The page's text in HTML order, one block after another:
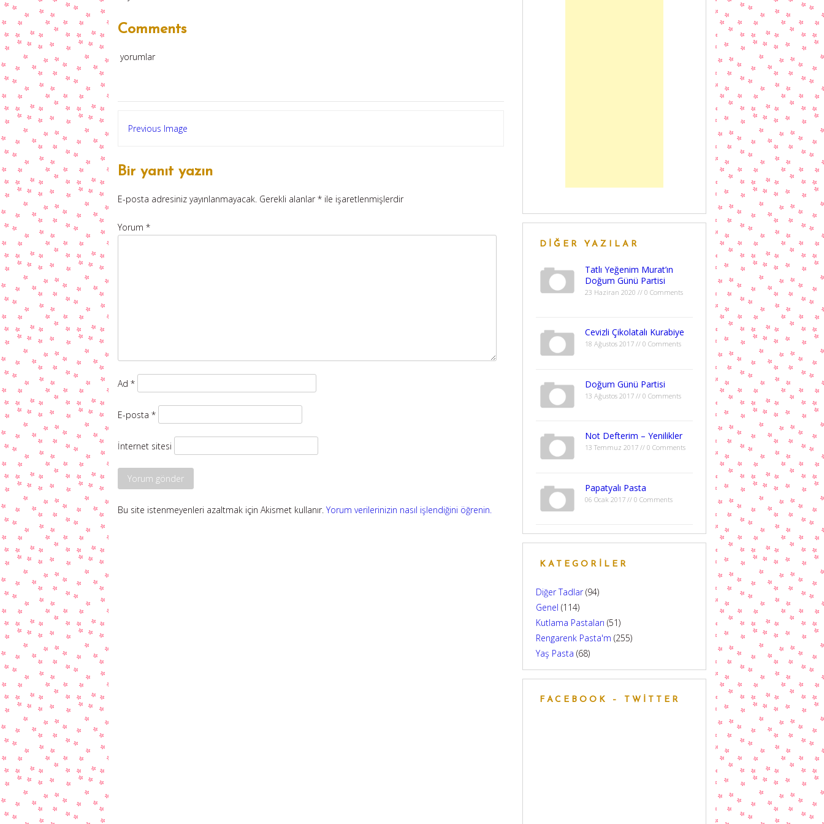
Comments
yorumlar
Previous Image
Bir yanıt yazın
E-posta adresiniz yayınlanmayacak. Gerekli alanlar* ile işaretlenmişlerdir
Yorum *
Ad *
E-posta *
İnternet sitesi
Bu site istenmeyenleri azaltmak için Akismet kullanır. Yorum verilerinizin nasıl işlendiğini öğrenin.
DIĞER YAZILAR
Tatlı Yeğenim Murat’ın
Doğum Günü Partisi
23 Haziran 2020 // 0 Comments
Cevizli Çikolatalı Kurabiye
18 Ağustos 2017 // 0 Comments
Doğum Günü Partisi
13 Ağustos 2017 // 0 Comments
Not Defterim – Yenilikler
13 Temmuz 2017 // 0 Comments
Papatyalı Pasta
06 Ocak 2017 // 0 Comments
KATEGORILER
Diğer Tadlar(94)
Genel (114)
Kutlama Pastaları (51)
Rengarenk Pasta'm (255)
Yaş Pasta (68)
FACEBOOK – TWITTER